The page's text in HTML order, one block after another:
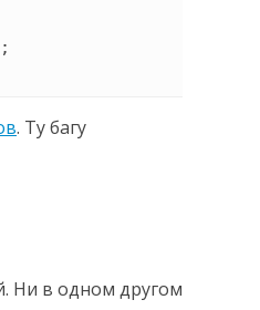
. Ту багу
Ни в одном другом